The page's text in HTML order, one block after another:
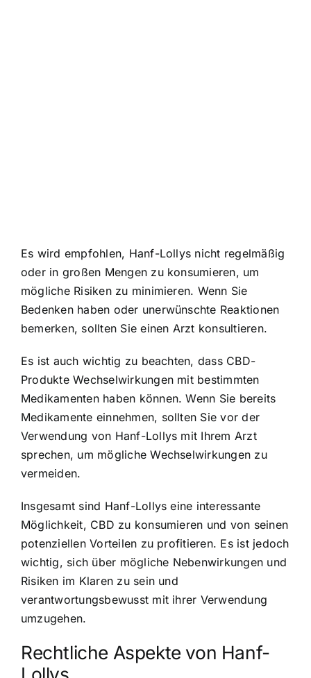
Es wird empfohlen, Hanf-Lollys nicht regelmäßig
oder in großen Mengen zu konsumieren, um
mögliche Risiken zu minimieren. Wenn Sie
Bedenken haben oder unerwünschte Reaktionen
bemerken, sollten Sie einen Arzt konsultieren.
Es ist auch wichtig zu beachten, dass CBD-
Produkte Wechselwirkungen mit bestimmten
Medikamenten haben können. Wenn Sie bereits
Medikamente einnehmen, sollten Sie vor der
Verwendung von Hanf-Lollys mit Ihrem Arzt
sprechen, um mögliche Wechselwirkungen zu
vermeiden.
Insgesamt sind Hanf-Lollys eine interessante
Möglichkeit, CBD zu konsumieren und von seinen
potenziellen Vorteilen zu profitieren. Es ist jedoch
wichtig, sich über mögliche Nebenwirkungen und
Risiken im Klaren zu sein und
verantwortungsbewusst mit ihrer Verwendung
umzugehen.
Rechtliche Aspekte von Hanf-